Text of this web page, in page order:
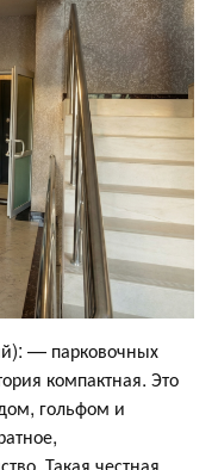
— парковочных
компактная. Это
гольфом и
Такая честная